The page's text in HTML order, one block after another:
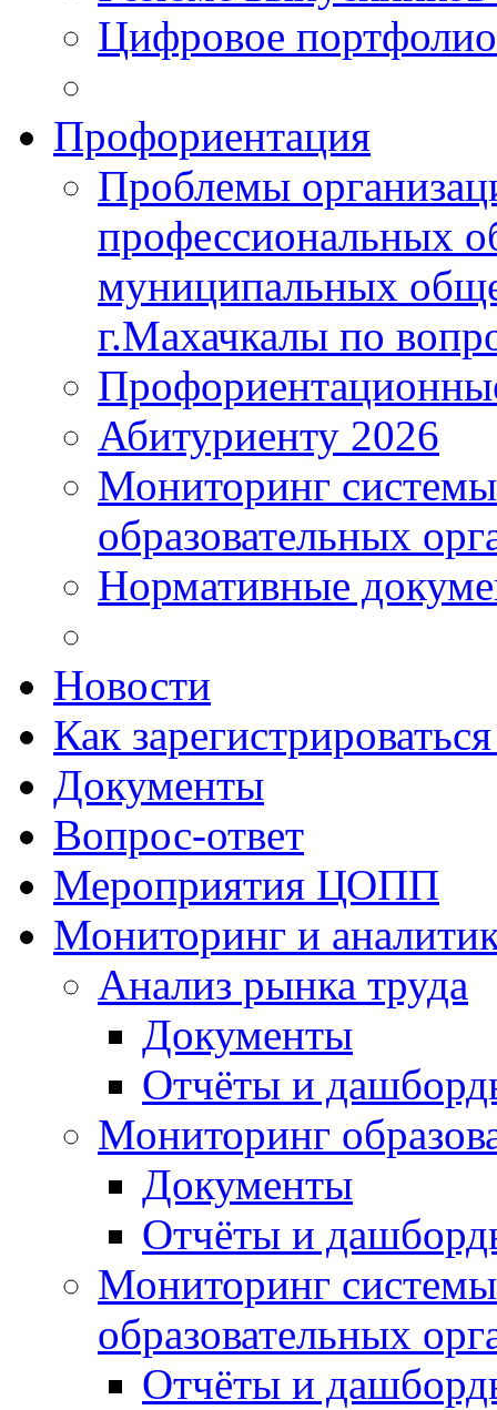
Цифровое
Профориентация
Проблемы
профессиональных
муниципальных
г.Махачкалы по
Абитуриенту 2026
Мониторинг
образовательных
Нормативные
Новости
Как
Документы
Вопрос-ответ
Мероприятия ЦОПП
Мониторинг и
Анализ рынка труда
Документы
Отчёты и
Мониторинг
Документы
Отчёты и
Мониторинг
образовательных
Отчёты и